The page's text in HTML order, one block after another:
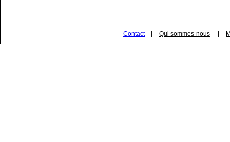
Contact| Qui sommes-nous